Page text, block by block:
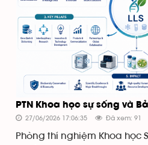
PTN Khoa học sự sống và
27/06/2026 17:06:35 Đã xem: 91
Phòng thí nghiệm Khoa học